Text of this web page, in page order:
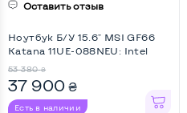
Оставить отзыв
Ноутбук Б/У 15.6" MSI GF66
Katana 11UE-088NEU: Intel
3060, IPS, Full HD, Key Light
53 380 ₴
37 900 ₴
Есть в наличии